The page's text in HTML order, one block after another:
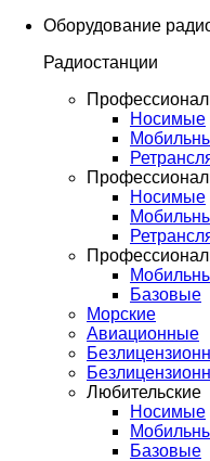
Оборудование
Радиостанции
Носимые
Носимые
Базовые
Морские
Авиационные
Любительские
Носимые
Базовые